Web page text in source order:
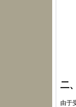
二
由于